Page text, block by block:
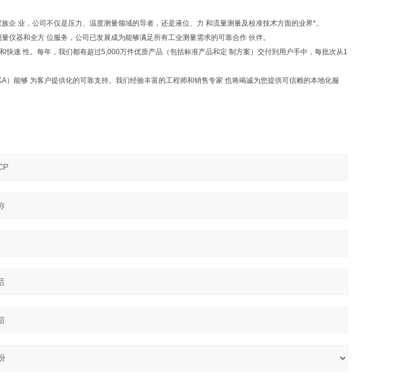
企 业，公司不仅是压力、温度测量领域的导者，还是液位、力 和流量测量及校准技术方面的业界*。
仪器和全方 位服务，公司已发展成为能够满足所有工业测量需求的可靠合作 伙伴。
快速 性。每年，我们都有超过5,000万件优质产品（包括标准产品和定 制方案）交付到用户手中，每批次从1
）能够 为客户提供化的可靠支持。我们经验丰富的工程师和销售专家 也将竭诚为您提供可信赖的本地化服